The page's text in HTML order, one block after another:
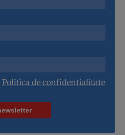
Politica de confidentialitate